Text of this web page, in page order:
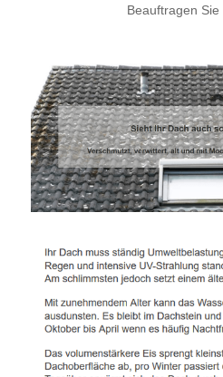
Beauftragen Sie